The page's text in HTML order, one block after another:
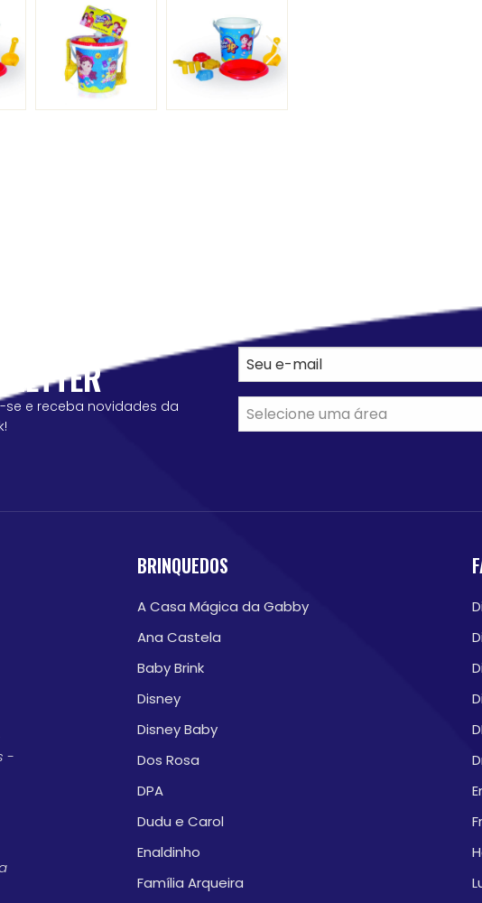
se e receba novidades da
-
BRINQUEDOS
A Casa Mágica da Gabby
Ana Castela
Baby Brink
Disney
Disney Baby
Dos Rosa
DPA
Dudu e Carol
Enaldinho
Família Arqueira